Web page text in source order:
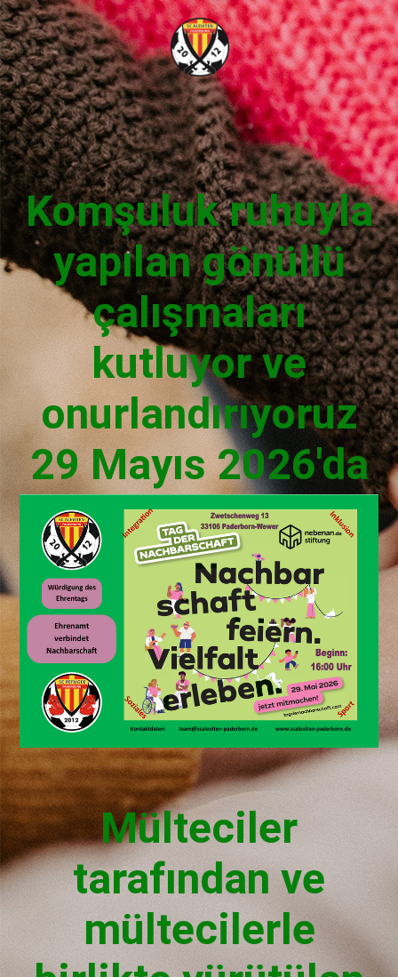
Komşuluk ruhuyla
yapılan gönüllü
çalışmaları
kutluyor ve
onurlandırıyoruz
29 Mayıs 2026'da
Mülteciler
tarafından ve
mültecilerle